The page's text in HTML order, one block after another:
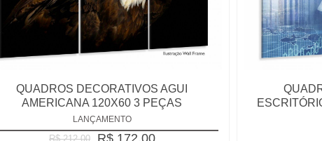
QUADROS DECORATIVOS AGUI
AMERICANA 120X60 3 PEÇAS
LANÇAMENTO
R$ 212,00 R$ 172,00